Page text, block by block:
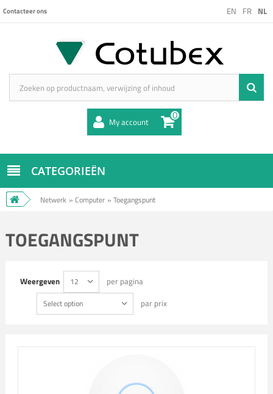
EN FR NL
Contacteer ons
My account 0
CATEGORIEËN
Netwerk » Computer » Toegangspunt
TOEGANGSPUNT
Weergeven 12 per pagina
Select option par prix